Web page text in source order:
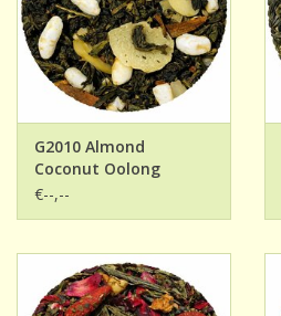
G2010 Almond
Coconut Oolong
€--,--